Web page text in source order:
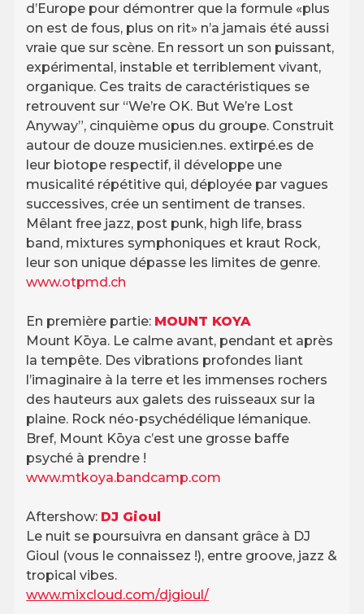
d’Europe pour démontrer que la formule «plus
on est de fous, plus on rit» n’a jamais été aussi
vraie que sur scène. En ressort un son puissant,
expérimental, instable et terriblement vivant,
organique. Ces traits de caractéristiques se
retrouvent sur “We’re OK. But We’re Lost
Anyway”, cinquième opus du groupe. Construit
autour de douze musicien.nes. extirpé.es de
leur biotope respectif, il développe une
musicalité répétitive qui, déployée par vagues
successives, crée un sentiment de transes.
Mêlant free jazz, post punk, high life, brass
band, mixtures symphoniques et kraut Rock,
leur son unique dépasse les limites de genre.
www.otpmd.ch
En première partie: MOUNT KOYA
Mount Kōya. Le calme avant, pendant et après
la tempête. Des vibrations profondes liant
l’imaginaire à la terre et les immenses rochers
des hauteurs aux galets des ruisseaux sur la
plaine. Rock néo-psychédélique lémanique.
Bref, Mount Kōya c’est une grosse baffe
psyché à prendre !
www.mtkoya.bandcamp.com
Aftershow: DJ Gioul
Le nuit se poursuivra en dansant grâce à DJ
Gioul (vous le connaissez !), entre groove, jazz &
tropical vibes.
www.mixcloud.com/djgioul/